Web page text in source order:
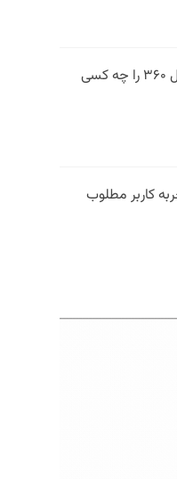
فیلتر در وقت اضافه؛ فوتبال ۳۶۰ را چه کسی
کاربر مطلوب